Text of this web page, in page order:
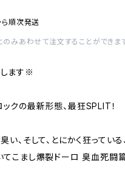
順次発送
みあわせて注文することができます
ます※
クの最新形態、最狂SPLIT！
い、そして、とにかく狂ってい
てこまし爆裂ドーロ 臭血死闘篇